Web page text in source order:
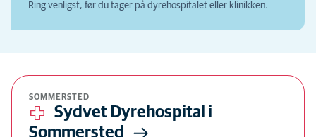
Ring venligst, før du tager på dyrehospitalet eller klinikken.
Skjul kort
SOMMERSTED
Sydvet Dyrehospital i
Sommersted